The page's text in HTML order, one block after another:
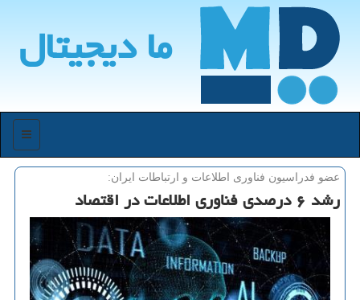
ما دیجیتال
منو
عضو فدراسیون فناوری اطلاعات و ارتباطات ایران:
رشد ۶ درصدی فناوری اطلاعات در اقتصاد